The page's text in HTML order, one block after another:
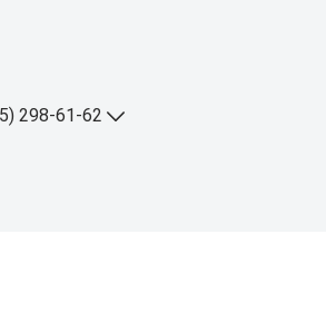
298-61-62